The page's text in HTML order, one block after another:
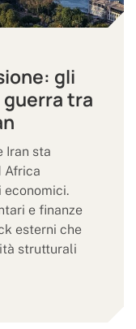
gli
tra
Iran sta
Africa
economici.
e finanze
esterni che
strutturali